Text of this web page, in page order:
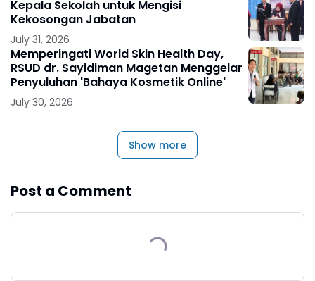
Kepala Sekolah untuk Mengisi
Kekosongan Jabatan
July 31, 2026
Memperingati World Skin Health Day,
RSUD dr. Sayidiman Magetan Menggelar
Penyuluhan 'Bahaya Kosmetik Online'
July 30, 2026
Show more
Post a Comment